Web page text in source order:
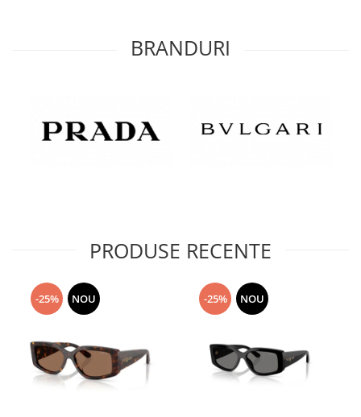
BRANDURI
PRODUSE RECENTE
-25% NOU -25% NOU